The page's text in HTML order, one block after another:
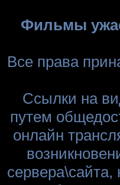
Фильмы
Все права
Ссылки на
путем
онлайн